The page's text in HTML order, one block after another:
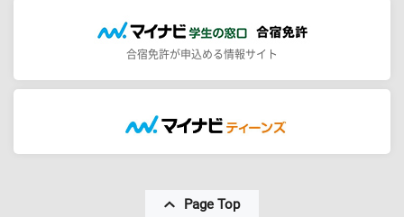
合宿免許が申込める情報サイト
Page Top